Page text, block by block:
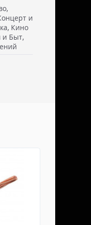
ЭДО.
3-5
руб,
и
Кино
и Быт,